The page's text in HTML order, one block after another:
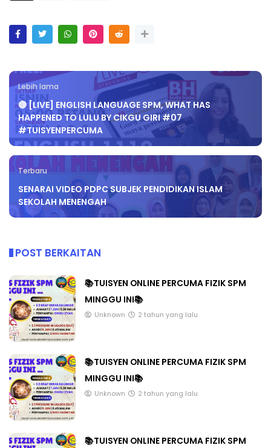
Lebih lama
🔴 [LIVE] ENGLISH LANGUAGE SPM, WHAT HAS
HAPPENED TO LULU BY CIKGU GIRI #07
#TUISYENPERCUMA
Terbaru
SENARAI VIDEO PDPC SUBJEK PENDIDIKAN ISLAM
SEKOLAH MENENGAH
POST BERKAITAN
📚TUISYEN ONLINE PERCUMA FIZIK SPM
MINGGU INI📚
Unknown 2 tahun yang lalu
📚TUISYEN ONLINE PERCUMA FIZIK SPM
MINGGU INI📚
Unknown 2 tahun yang lalu
📚TUISYEN ONLINE PERCUMA FIZIK SPM